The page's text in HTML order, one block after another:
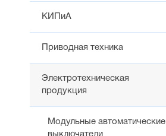
КИПиА
Приводная техника
Электротехническая
продукция
Модульные автоматические